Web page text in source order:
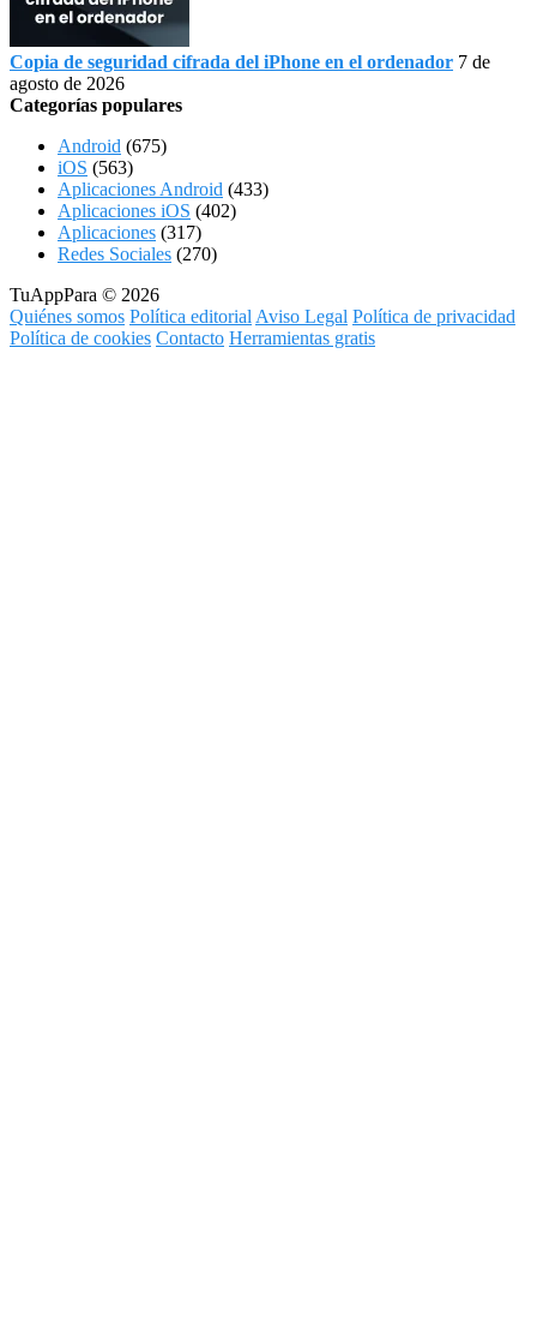
Copia de seguridad cifrada del iPhone en el ordenador 7 de
agosto de 2026
Categorías populares
Android (675)
iOS (563)
Aplicaciones Android (433)
Aplicaciones iOS (402)
Aplicaciones (317)
Redes Sociales (270)
TuAppPara © 2026
Quiénes somos Política editorial Aviso Legal Política de privacidad
Política de cookies Contacto Herramientas gratis